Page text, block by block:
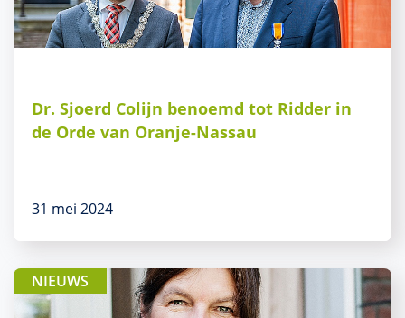
Dr. Sjoerd Colijn benoemd tot Ridder in
de Orde van Oranje-Nassau
31 mei 2024
NIEUWS